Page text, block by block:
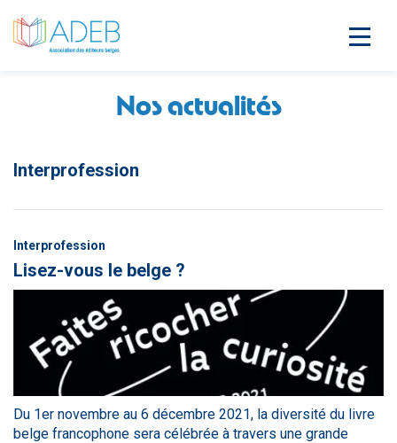
Nos actualités
Interprofession
Interprofession
Lisez-vous le belge ?
Du 1er novembre au 6 décembre 2021, la diversité du livre
belge francophone sera célébrée à travers une grande